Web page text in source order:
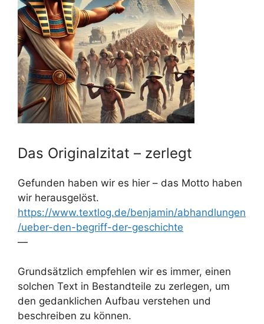
Das Originalzitat – zerlegt
Gefunden haben wir es hier – das Motto haben
wir herausgelöst.
https://www.textlog.de/benjamin/abhandlungen
/ueber-den-begriff-der-geschichte
—
Grundsätzlich empfehlen wir es immer, einen
solchen Text in Bestandteile zu zerlegen, um
den gedanklichen Aufbau verstehen und
beschreiben zu können.